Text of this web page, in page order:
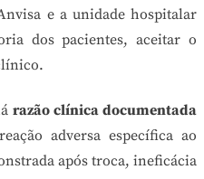
e a unidade hospitalar
dos pacientes, aceitar o
razão clínica documentada
adversa específica ao
após troca, ineficácia